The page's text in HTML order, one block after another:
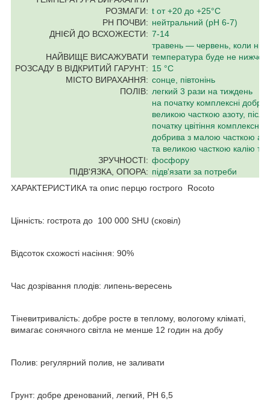
РОЗМАГИ: t от +20 до +25°C
PH ПОЧВИ: нейтральний (pH 6-7)
ДНІЄЙ ДО ВСХОЖЕСТИ: 7-14
НАЙВИЩЕ ВИСАЖУВАТИ
РОЗСАДУ В ВІДКРИТИЙ ГАРУНТ:
травень — червень, коли
температура буде не нижчою
15 °C
МІСТО ВИРАХАННЯ: сонце, півтонінь
ПОЛІВ: легкий 3 рази на тиждень
ЗРУЧНОСТІ:
на початку комплексні
великою часткою азоту, після
початку цвітіння комплексні
добрива з малою часткою
та великою часткою калію та
фосфору
ПІДВ'ЯЗКА, ОПОРА: підв'язати за потреби
ХАРАКТЕРИСТИКА та опис перцю гострого Rocoto
Цінність: гострота до 100 000 SHU (сковіл)
Відсоток схожості насіння: 90%
Час дозрівання плодів: липень-вересень
Тіневитривалість: добре росте в теплому, вологому кліматі,
вимагає сонячного світла не менше 12 годин на добу
Полив: регулярний полив, не заливати
Грунт: добре дренований, легкий, PH 6,5